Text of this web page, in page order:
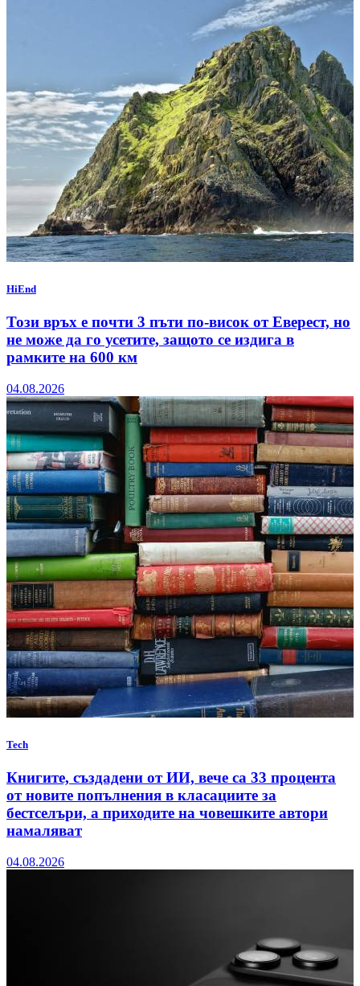
HiEnd
Този връх е почти 3 пъти по-висок от Еверест, но
не може да го усетите, защото се издига в
рамките на 600 км
04.08.2026
Tech
Книгите, създадени от ИИ, вече са 33 процента
от новите попълнения в класациите за
бестселъри, а приходите на човешките автори
намаляват
04.08.2026